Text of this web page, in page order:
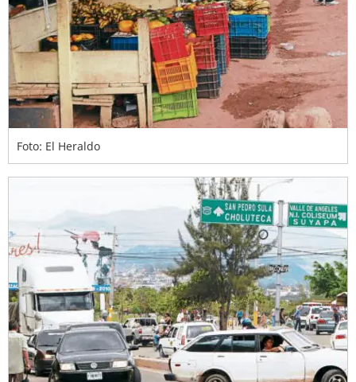
Foto: El Heraldo